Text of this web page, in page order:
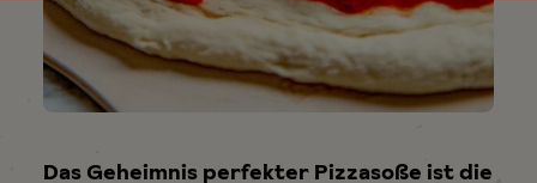
Das Geheimnis perfekter Pizzasoße ist die